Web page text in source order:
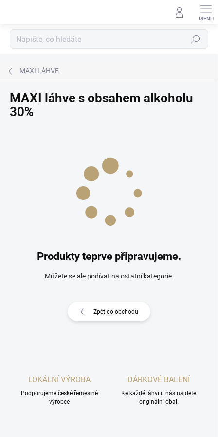
Hledat
MAXI LÁHVE
MAXI láhve s obsahem alkoholu
30%
Produkty teprve připravujeme.
Můžete se ale podívat na ostatní kategorie.
Zpět do obchodu
LOKÁLNÍ VÝROBA
Podporujeme české řemeslné
výrobce
DÁRKOVÉ BALENÍ
Ke každé láhvi u nás najdete
originální obal.